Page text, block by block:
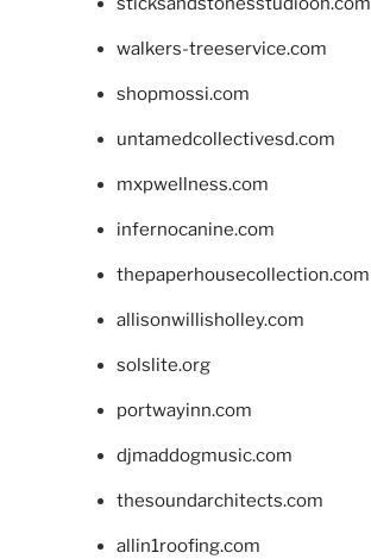
walkers-treeservice.com
shopmossi.com
untamedcollectivesd.com
mxpwellness.com
infernocanine.com
thepaperhousecollection.com
allisonwillisholley.com
solslite.org
portwayinn.com
djmaddogmusic.com
thesoundarchitects.com
allin1roofing.com